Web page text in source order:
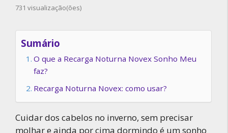
731 visualização(ões)
Sumário
O que a Recarga Noturna Novex Sonho Meu
faz?
Recarga Noturna Novex: como usar?
Cuidar dos cabelos no inverno, sem precisar
molhar e ainda por cima dormindo é um sonho